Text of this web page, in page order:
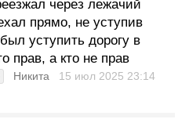
через лежачий
прямо, не уступив
уступить дорогу в
прав, а кто не прав
Никита 15 июл 2025 23:14